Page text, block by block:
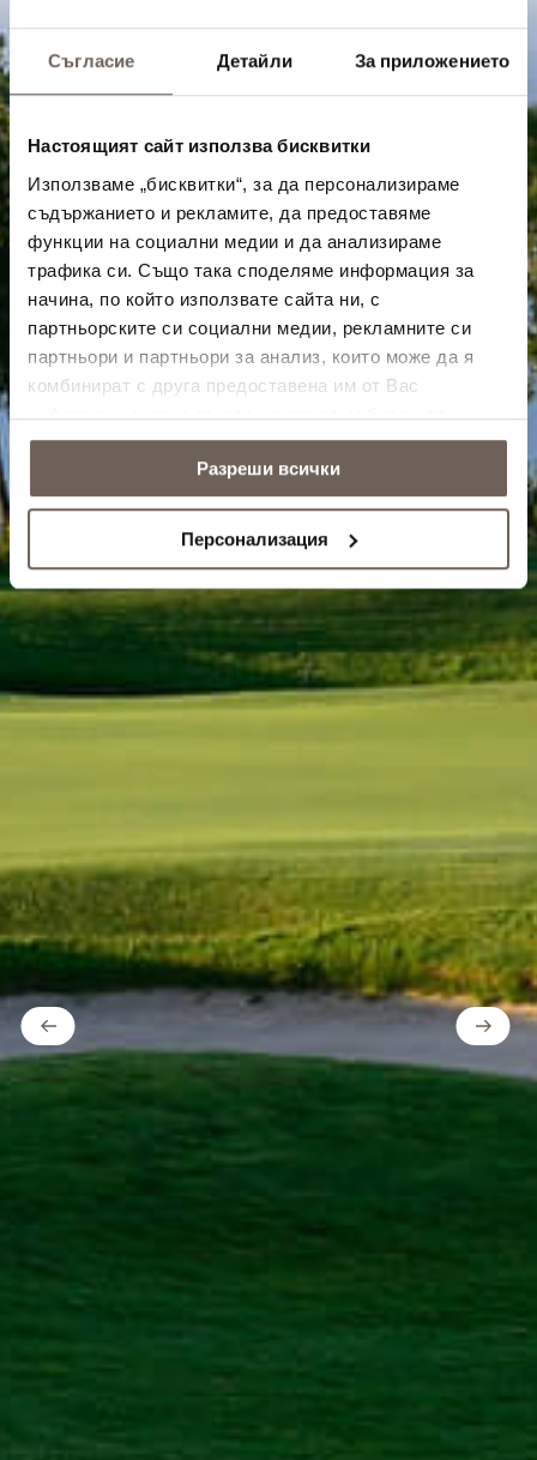
Съгласие Детайли За приложението
Настоящият сайт използва бисквитки
Използваме „бисквитки“, за да персонализираме
съдържанието и рекламите, да предоставяме
функции на социални медии и да анализираме
трафика си. Също така споделяме информация за
начина, по който използвате сайта ни, с
партньорските си социални медии, рекламните си
партньори и партньори за анализ, които може да я
комбинират с друга предоставена им от Вас
информация или с такава, която са събрали от
ползването от Ваша страна на услугите им.
Разреши всички
Персонализация